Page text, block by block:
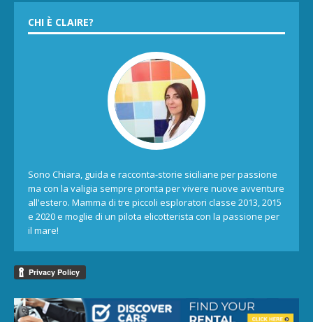
CHI È CLAIRE?
Sono Chiara, guida e racconta-storie siciliane per passione
ma con la valigia sempre pronta per vivere nuove avventure
all'estero. Mamma di tre piccoli esploratori classe 2013, 2015
e 2020 e moglie di un pilota elicotterista con la passione per
il mare!